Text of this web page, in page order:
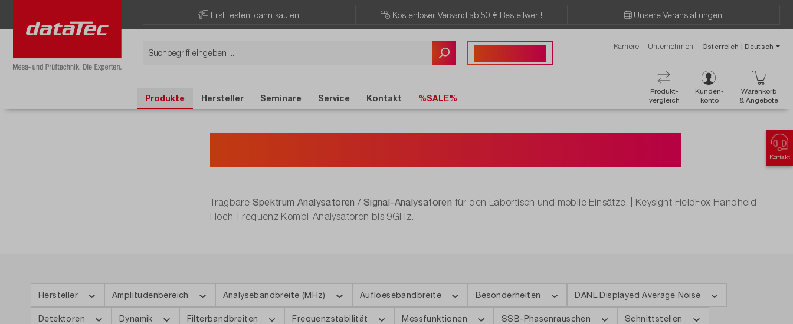
Erst testen, dann kaufen! Kostenloser Versand ab 50 € Bestellwert! Unsere Veranstaltungen!
Karriere Unternehmen Österreich | Deutsch
Produkt-
vergleich
Kunden-
konto
Warenkorb
& Angebote
Produkte Hersteller Seminare Service Kontakt %SALE%
Kontakt
Tragbare Spektrum Analysatoren / Signal-Analysatoren für den Labortisch und mobile Einsätze. | Keysight FieldFox Handheld
Hoch-Frequenz Kombi-Analysatoren bis 9GHz.
Hersteller Amplitudenbereich Analysebandbreite (MHz) Aufloesebandbreite Besonderheiten DANL Displayed Average Noise
Detektoren Dynamik Filterbandbreiten Frequenzstabilität Messfunktionen SSB-Phasenrauschen Schnittstellen